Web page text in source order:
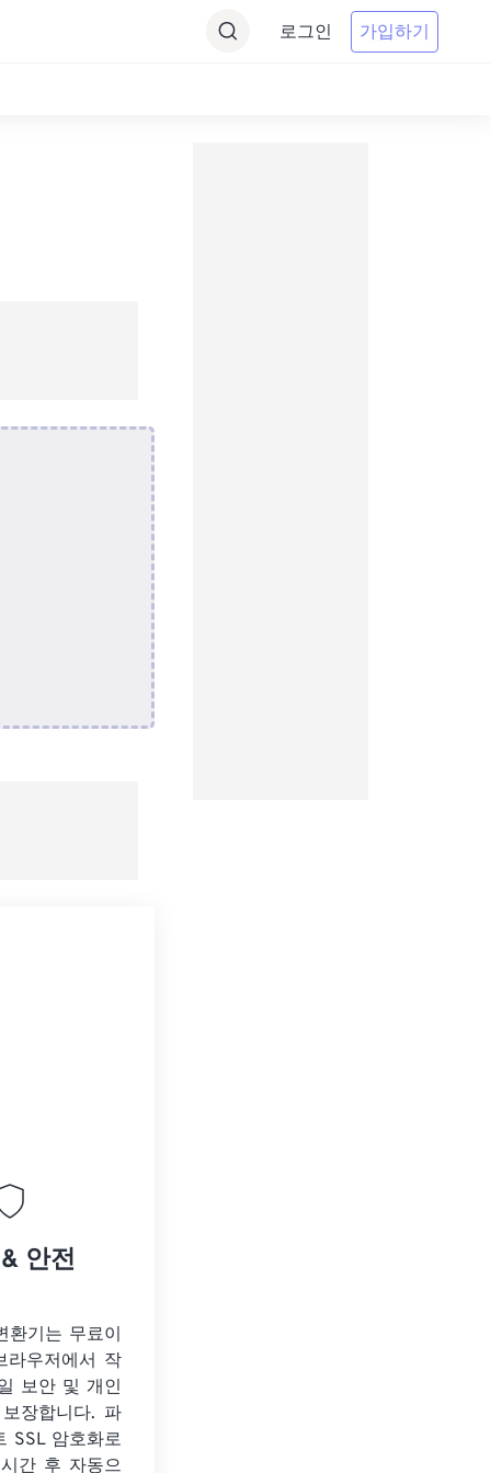
로그인 가입하기
안전
환기는 무료이
라우저에서 작
보안 및 개인
장합니다. 파
SSL 암호화로
간 후 자동으